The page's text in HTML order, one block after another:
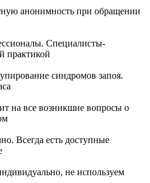
анонимность при обращении
Специалисты-
практикой
синдромов запоя.
на все возникшие вопросы о
Всегда есть доступные
не используем